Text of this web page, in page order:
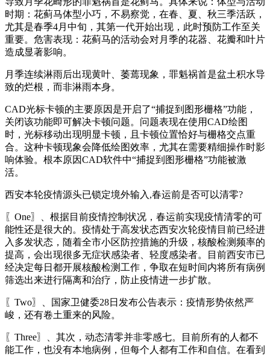
时期：花蓟马体型小巧，不易察觉，在春、夏、秋三季活跃，
尤其是春季4月中旬，其第一代开始出现，此时预防工作至关
重要。危害表现：花蓟马的活动会对月季的花器、花瓣和叶片
造成显著影响。
月季连续淋雨后出现黄叶、萎蔫现象，罪魁祸首是盆土积水导
致的烂根，而非淋雨本身。
CAD光标卡顿的主要原因是开启了“捕捉到图形栅格”功能，
关闭该功能即可解决卡顿问题。问题表现在使用CAD绘图
时，光标移动出现明显卡顿，且卡顿位置恰好与栅格交点重
合。这种卡顿现象会降低绘图效率，尤其在需要精细操作时影
响体验。根本原因CAD软件中“捕捉到图形栅格”功能被激
活。
西安本轮疫情源头已锁定境外输入,春运前是否可以清零?
〖One〗、根据目前疫情控制状况，春运前实现疫情清零的可
能性还是很大的。疫情处于高发状态西安次轮疫情目前已经进
入多发状态，随着全市小区防控措施的升级，核酸检测频率的
提高，会出现很多无症状感染者、轻度感染者。目前西安市已
经决定每日都开展核酸检测工作，争取在短时间内将所有病例
筛选出来进行隔离和治疗，防止疫情进一步扩散。
〖Two〗、国家卫健委28日发布公告表示：疫情形势依然严
峻，还有卷土重来的风险。
〖Three〗、其次，动态清零并非零感七。目前所有的人都不
能工作，也没有本地病例，但每个人都有工作和自信。在看到